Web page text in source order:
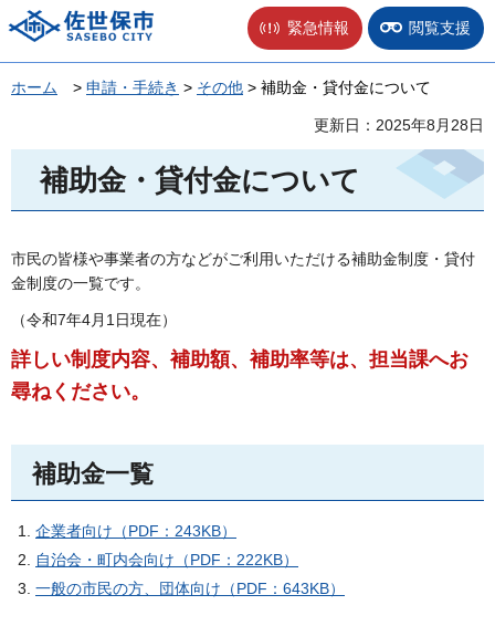
佐世保市 緊急情報 閲覧支援
ホーム > 申請・手続き > その他 > 補助金・貸付金について
更新日：2025年8月28日
補助金・貸付金について
市民の皆様や事業者の方などがご利用いただける補助金制度・貸付
金制度の一覧です。
（令和7年4月1日現在）
詳しい制度内容、補助額、補助率等は、担当課へお
尋ねください。
補助金一覧
企業者向け（PDF：243KB）
自治会・町内会向け（PDF：222KB）
一般の市民の方、団体向け（PDF：643KB）